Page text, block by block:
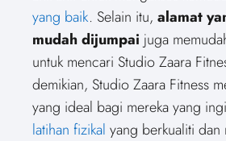
yang baik. Selain itu, alamat
mudah dijumpai juga
untuk mencari Studio Zaara
demikian, Studio Zaara Fitness
yang ideal bagi mereka yang
latihan fizikal yang berkualiti dan